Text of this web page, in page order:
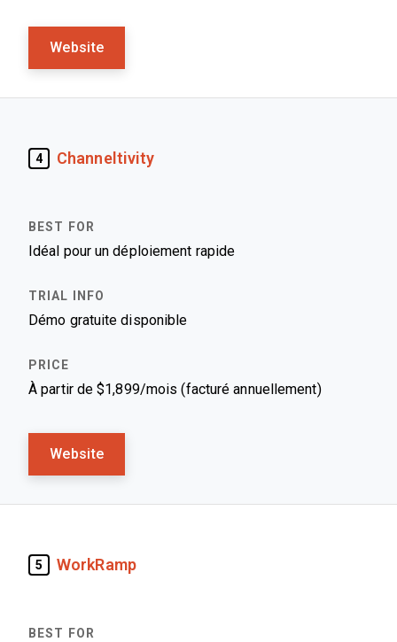
Website
4 Channeltivity
Idéal pour un déploiement rapide
Démo gratuite disponible
À partir de $1,899/mois (facturé annuellement)
Website
5 WorkRamp